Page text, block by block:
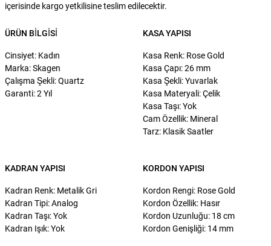
içerisinde kargo yetkilisine teslim edilecektir.
ÜRÜN BILGISI
Cinsiyet: Kadın
Marka: Skagen
Çalışma Şekli: Quartz
Garanti: 2 Yıl
KASA YAPISI
Kasa Renk: Rose Gold
Kasa Çapı: 26 mm
Kasa Şekli: Yuvarlak
Kasa Materyali: Çelik
Kasa Taşı: Yok
Cam Özellik: Mineral
Tarz: Klasik Saatler
KADRAN YAPISI
Kadran Renk: Metalik Gri
Kadran Tipi: Analog
Kadran Taşı: Yok
Kadran Işık: Yok
KORDON YAPISI
Kordon Rengi: Rose Gold
Kordon Özellik: Hasır
Kordon Uzunluğu: 18 cm
Kordon Genişliği: 14 mm